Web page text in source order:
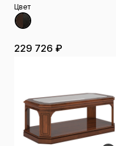
Цвет
229 726 ₽